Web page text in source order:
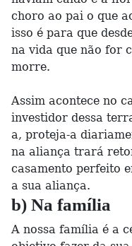
choro ao pai o que
isso é para que
na vida que não for
morre.
Assim acontece no
investidor dessa
a, proteja-a
na aliança trará
casamento perfeito
a sua aliança.
b) Na família
A nossa família é a